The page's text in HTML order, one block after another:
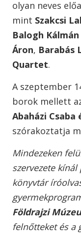
olyan neves
mint Szakcsi
Balogh
Áron, Barabás
Quartet.
A szeptember
borok mellett
Abaházi
szórakoztatja
Mindezeken
szervezete
könyvtár
Földrajzi
felnőtteket és a